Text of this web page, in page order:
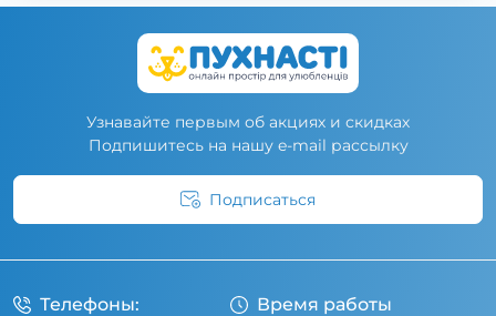
Узнавайте первым об акциях и скидках
Подпишитесь на нашу e-mail рассылку
Подписаться
Телефоны: Время работы